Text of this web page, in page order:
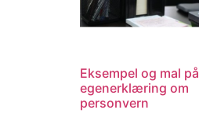
Eksempel og mal på
egenerklæring om
personvern